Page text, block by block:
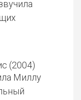
(2004)
Миллу